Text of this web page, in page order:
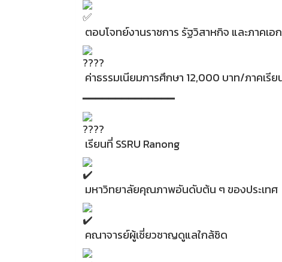
ตอบโจทย์งานราชการ รัฐวิสาหกิจ และภาคเอ
ค่าธรรมเนียมการศึกษา 12,000 บาท/ภาคเรีย
━━━━━━━━━━━━━━
เรียนที่ SSRU Ranong
มหาวิทยาลัยคุณภาพอันดับต้น ๆ ของประเทศ
คณาจารย์ผู้เชี่ยวชาญดูแลใกล้ชิด